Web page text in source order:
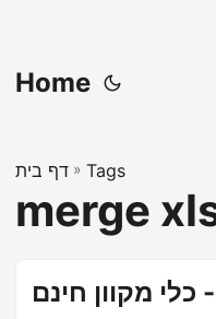
Home
דף בית » Tags
merge
מקוון חינם